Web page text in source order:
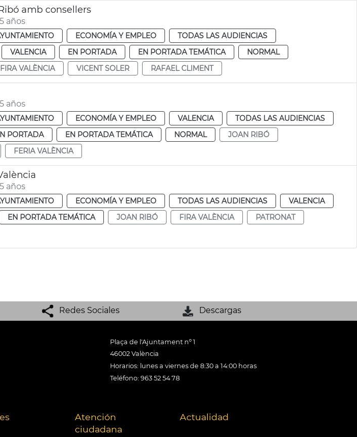
amb consellers
años
ECONOMÍA Y EMPLEO
TODAS LAS AUDIENCIAS
VALENCIA EN PORTADA EN PORTADA TEMÁTICA
NORMAL
FIRA VALÈNCIA VICENT SOLER RAFAEL CLIMENT
años
ECONOMÍA Y EMPLEO VALENCIA
TODAS LAS AUDIENCIAS
PORTADA EN PORTADA TEMÁTICA NORMAL
JOAN RIBÓ
FERIA VALÈNCIA
años
ECONOMÍA Y EMPLEO TODAS LAS AUDIENCIAS
VALENCIA
EN PORTADA TEMÁTICA JOAN RIBÓ FIRA VALÈNCIA
PATRONAT
Redes Sociales Descargas
Plaça de l'Ajuntament nº 1
46002 València
Horarios: lunes a viernes de 8:30 a 14:00 horas
Teléfono: 963 52 54 78
Atención
ciudadana
Actualidad